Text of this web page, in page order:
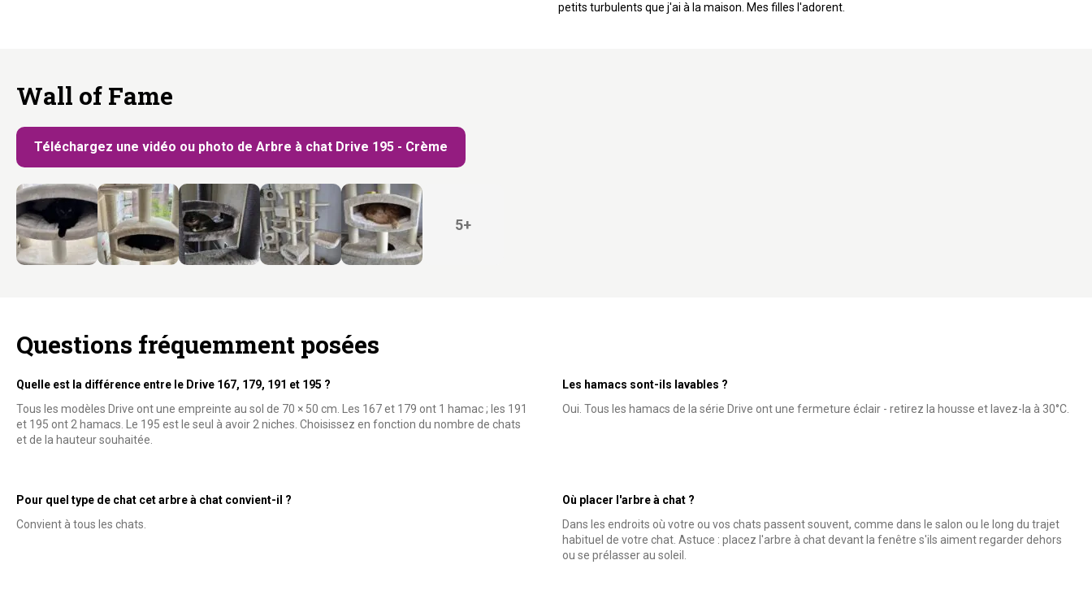
petits turbulents que j'ai à la maison. Mes filles l'adorent.
Wall of Fame
Téléchargez une vidéo ou photo de Arbre à chat Drive 195 - Crème
5+
Questions fréquemment posées
Quelle est la différence entre le Drive 167, 179, 191 et 195 ?
Tous les modèles Drive ont une empreinte au sol de 70 × 50 cm. Les 167 et 179 ont 1 hamac ; les 191
et 195 ont 2 hamacs. Le 195 est le seul à avoir 2 niches. Choisissez en fonction du nombre de chats
et de la hauteur souhaitée.
Les hamacs sont-ils lavables ?
Oui. Tous les hamacs de la série Drive ont une fermeture éclair - retirez la housse et lavez-la à 30°C.
Pour quel type de chat cet arbre à chat convient-il ?
Convient à tous les chats.
Où placer l'arbre à chat ?
Dans les endroits où votre ou vos chats passent souvent, comme dans le salon ou le long du trajet
habituel de votre chat. Astuce : placez l'arbre à chat devant la fenêtre s'ils aiment regarder dehors
ou se prélasser au soleil.